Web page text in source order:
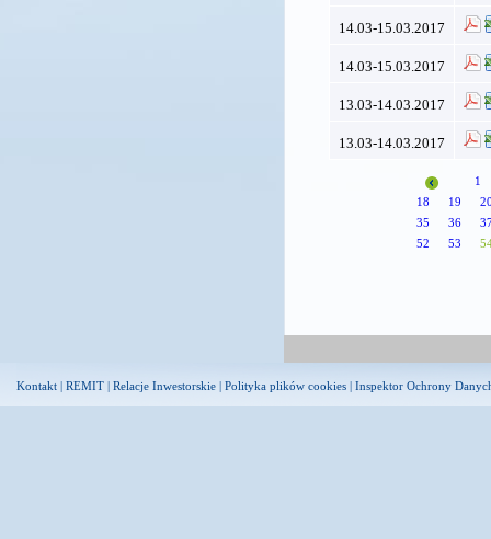
14.03-15.03.2017
14.03-15.03.2017
13.03-14.03.2017
13.03-14.03.2017
1
18
19
35
36
52
53
Kontakt | REMIT | Relacje Inwestorskie | Polityka plików cookies | Inspektor Ochrony